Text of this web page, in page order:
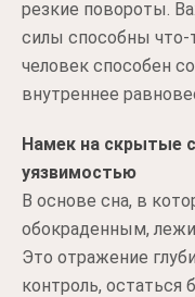
резкие повороты.
силы способны что-
человек способен
внутреннее
Намек на скрытые
уязвимостью
В основе сна, в
обокраденным,
Это отражение
контроль, остаться